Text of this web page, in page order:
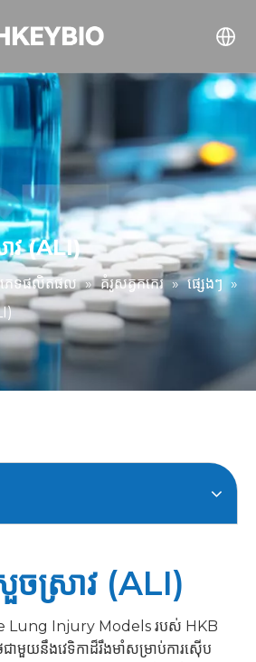
វ (ALI)
ភេទផលិតផល » គំរូសត្វកកេរ » ផ្សេងៗ »
ស្រាវ (ALI)
Lung Injury Models របស់ HKB
ជាមួយនឹងវេទិកាដ៏រឹងមាំសម្រាប់ការស៊ើប